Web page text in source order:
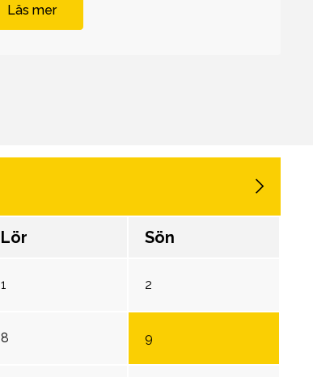
Läs mer
Lör Sön
1 2
8 9